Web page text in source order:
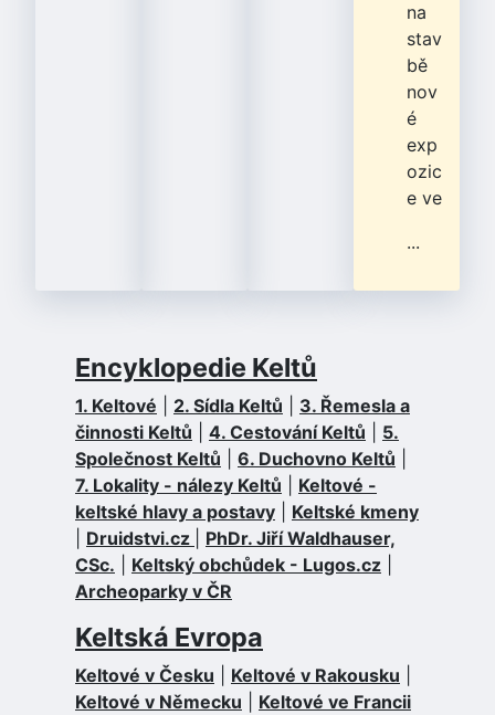
na
stav
bě
nov
é
exp
ozic
e ve
...
Encyklopedie Keltů
1. Keltové 2. Sídla Keltů
3. Řemesla a
činnosti Keltů
4. Cestování Keltů
5.
Společnost Keltů
6. Duchovno Keltů
7. Lokality - nálezy Keltů
Keltové -
keltské hlavy a postavy
Keltské kmeny
Druidstvi.cz
PhDr. Jiří Waldhauser,
CSc.
Keltský obchůdek - Lugos.cz
Archeoparky v ČR
Keltská Evropa
Keltové v Česku Keltové v Rakousku
Keltové v Německu
Keltové ve Francii